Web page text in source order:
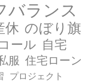
バランス
休 のぼり旗
ール 自宅
服 住宅ローン
プロジェクト